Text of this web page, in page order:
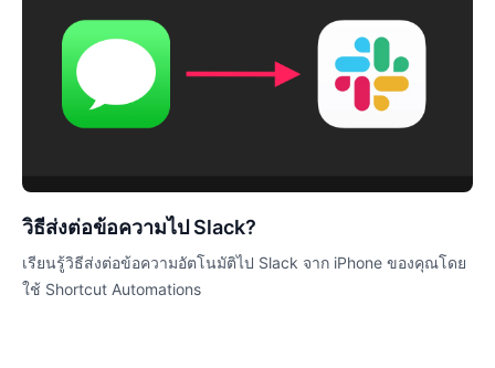
วิธีส่งต่อข้อความไป Slack?
เรียนรู้วิธีส่งต่อข้อความอัตโนมัติไป Slack จาก iPhone ของคุณโดย
ใช้ Shortcut Automations